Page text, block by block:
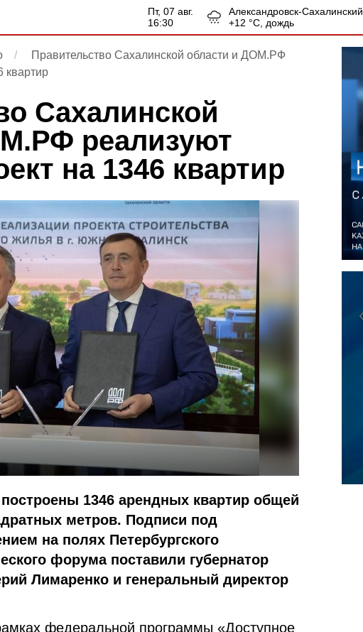
пт, 07 авг.
16:30
Александровск-Сахалинский
+12 °С, дождь
Правительство Сахалинской области и ДОМ.РФ
квартир
Сахалинской
реализуют
на 1346 квартир
1346 арендных квартир общей
метров. Подписи под
на полях Петербургского
форума поставили губернатор
Лимаренко и генеральный директор
федеральной программы «Доступное